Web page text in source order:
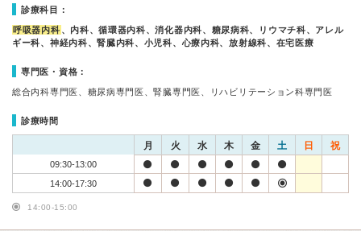
診療科目：
呼吸器内科 、内科、循環器内科、消化器内科、糖尿病科、リウマチ科、アレル
ギー科、神経内科、腎臓内科、小児科、心療内科、放射線科、在宅医療
専門医・資格：
総合内科専門医、糖尿病専門医、腎臓専門医、リハビリテーション科専門医
診療時間
月 火 水 木 金 土 日 祝
09:30-13:00
14:00-17:30
14:00-15:00